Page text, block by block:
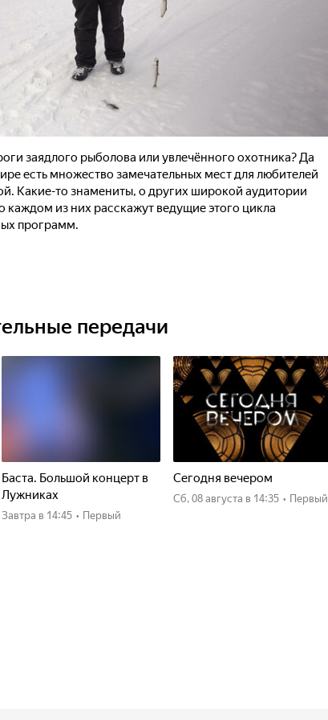
заядлого рыболова или увлечённого охотника? Да
есть множество замечательных мест для любителей
Какие-то знамениты, о других широкой аудитории
каждом из них расскажут ведущие этого цикла
программ.
передачи
Баста. Большой концерт в
Лужниках
Завтра в 14:45 • Первый
Сегодня вечером
сб, 08 августа в 14:35 • Первый